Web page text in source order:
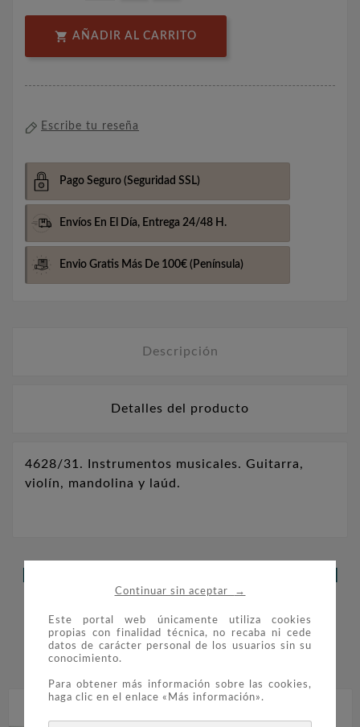
Continuar sin aceptar →
Este portal web únicamente utiliza cookies
propias con finalidad técnica, no recaba ni cede
datos de carácter personal de los usuarios sin su
conocimiento.
Para obtener más información sobre las cookies,
haga clic en el enlace «Más información».
 AÑADIR AL CARRITO
Escribe tu reseña
Pago Seguro (Seguridad SSL)
Envíos En El Día, Entrega 24/48 H.
Envio Gratis Más De 100€ (Península)
Descripción
Detalles del producto
4628/31. Instrumentos musicales. Guitarra,
violín, mandolina y laúd.
COMPRARON: